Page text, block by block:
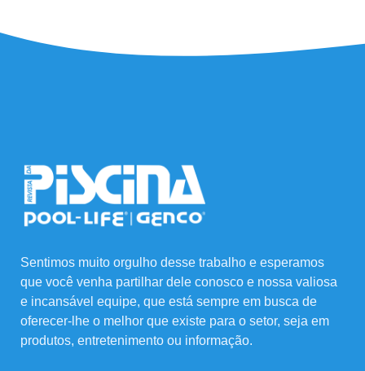
Sentimos muito orgulho desse trabalho e esperamos
que você venha partilhar dele conosco e nossa valiosa
e incansável equipe, que está sempre em busca de
oferecer-lhe o melhor que existe para o setor, seja em
produtos, entretenimento ou informação.